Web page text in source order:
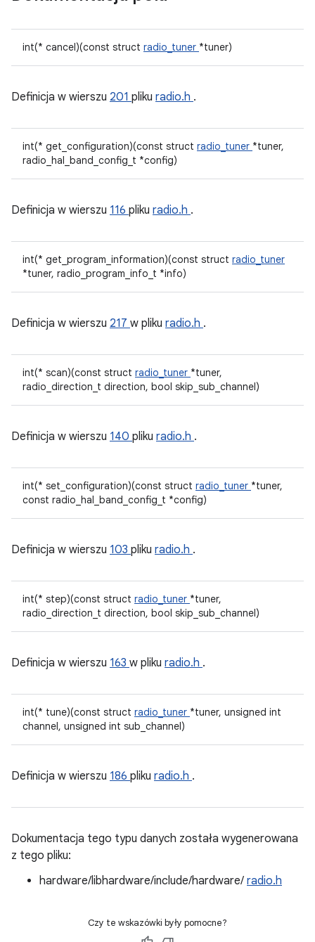
int(* cancel)(const struct radio_tuner *tuner)
Definicja w wierszu 201 pliku radio.h .
int(* get_configuration)(const struct radio_tuner *tuner,
radio_hal_band_config_t *config)
Definicja w wierszu 116 pliku radio.h .
int(* get_program_information)(const struct radio_tuner
*tuner, radio_program_info_t *info)
Definicja w wierszu 217 w pliku radio.h .
int(* scan)(const struct radio_tuner *tuner,
radio_direction_t direction, bool skip_sub_channel)
Definicja w wierszu 140 pliku radio.h .
int(* set_configuration)(const struct radio_tuner *tuner,
const radio_hal_band_config_t *config)
Definicja w wierszu 103 pliku radio.h .
int(* step)(const struct radio_tuner *tuner,
radio_direction_t direction, bool skip_sub_channel)
Definicja w wierszu 163 w pliku radio.h .
int(* tune)(const struct radio_tuner *tuner, unsigned int
channel, unsigned int sub_channel)
Definicja w wierszu 186 pliku radio.h .
Dokumentacja tego typu danych została wygenerowana
z tego pliku:
hardware/libhardware/include/hardware/ radio.h
Czy te wskazówki były pomocne?